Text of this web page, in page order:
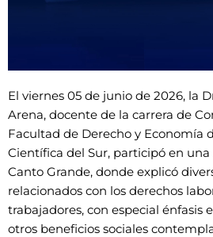
El viernes 05 de junio de 2026, la
Arena, docente de la carrera de
Facultad de Derecho y Economía
Científica del Sur, participó en
Canto Grande, donde explicó
relacionados con los derechos
trabajadores, con especial énfasis
otros beneficios sociales